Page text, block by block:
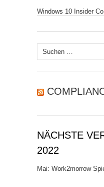
Windows 10 Insider
Suchen
nach:
NÄCHSTE
2022
Mai: Work2morrow